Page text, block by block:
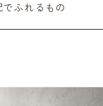
ランター・インテリ
トドア
〜
ふれるもの